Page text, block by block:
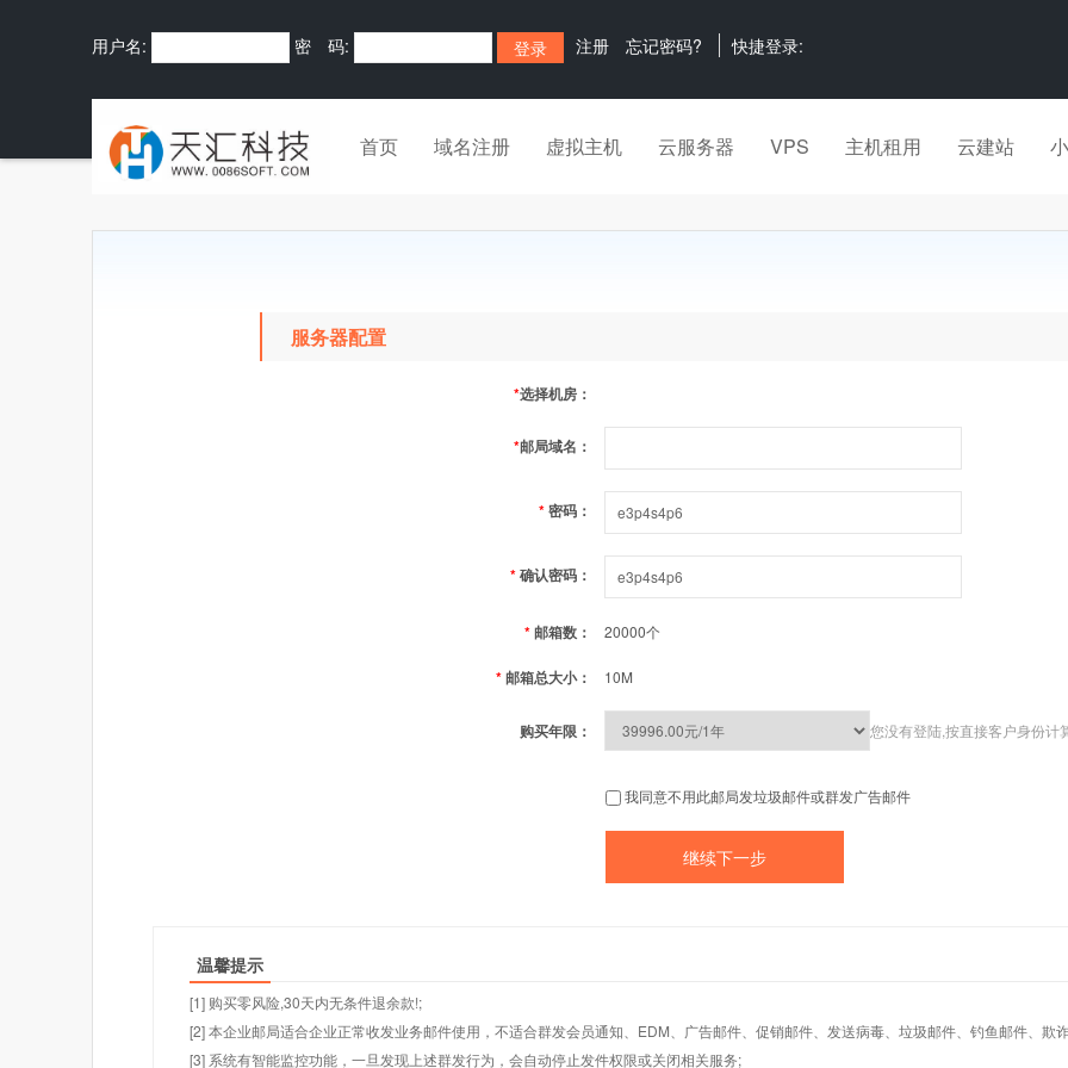
用户名: 密 码: 注册 忘记密码? 快捷登录:
首页 域名注册 虚拟主机 云服务器 VPS 主机租用 云建站
服务器配置
*选择机房：
*邮局域名：
*密码：
*确认密码：
*邮箱数： 20000个
*邮箱总大小： 10M
购买年限： 您没有登陆,按直接客户身份计
我同意不用此邮局发垃圾邮件或群发广告邮件
温馨提示
[1] 购买零风险,30天内无条件退余款!;
[2] 本企业邮局适合企业正常收发业务邮件使用，不适合群发会员通知、EDM、广告邮件、促销邮件、发送病毒、垃圾邮件、钓鱼邮件、欺
[3] 系统有智能监控功能，一旦发现上述群发行为，会自动停止发件权限或关闭相关服务;